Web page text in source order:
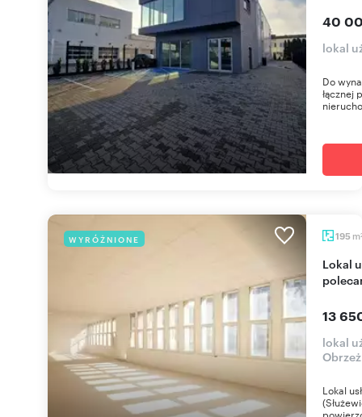
40
lokal
Do
łącznej
WYRÓŻNIONE 195 m
Lokal usługowo-handlowy 195 m² na Mokotowie -
13
lokal
Lokal